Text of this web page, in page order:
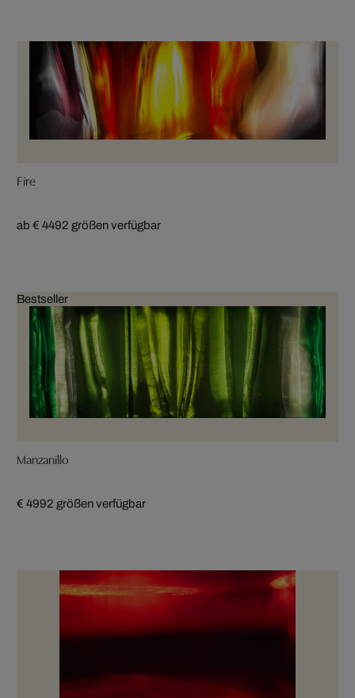
Fire
ab € 4492 größen verfügbar
Bestseller
Manzanillo
€ 4992 größen verfügbar